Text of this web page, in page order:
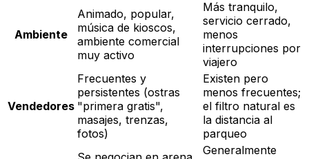
Ambiente
Animado, popular,
música de kioscos,
ambiente comercial
muy activo
Más tranquilo,
servicio cerrado,
menos
interrupciones por
viajero
Vendedores
Frecuentes y
persistentes (ostras
"primera gratis",
masajes, trenzas,
fotos)
Existen pero
menos frecuentes;
el filtro natural es
la distancia al
parqueo
Generalmente